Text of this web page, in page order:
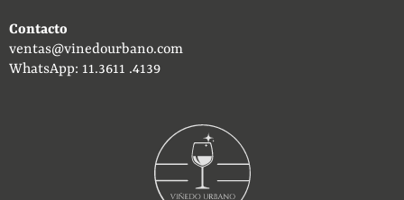
Contacto
ventas@vinedourbano.com
WhatsApp: 11.3611 .4139